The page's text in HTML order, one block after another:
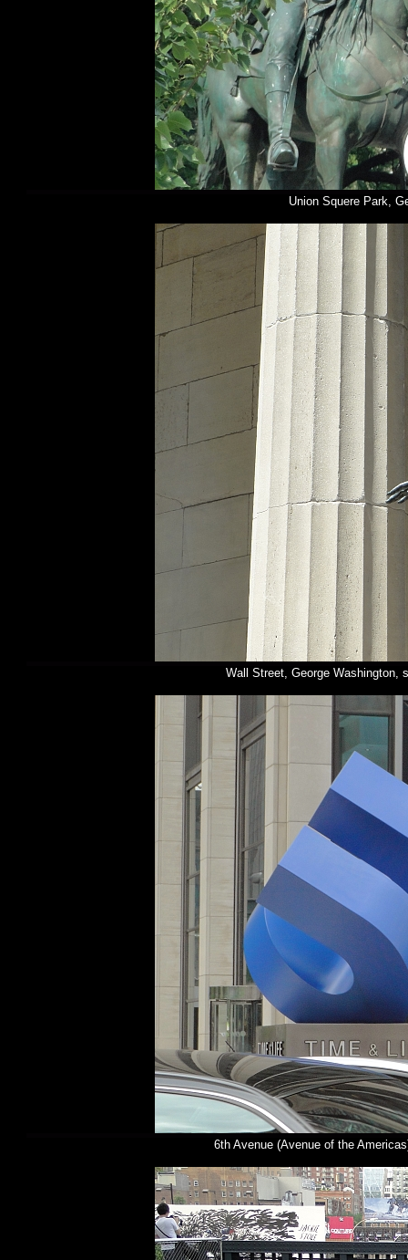
Union Squere Park,
Wall Street, George Washington,
6th Avenue (Avenue of the